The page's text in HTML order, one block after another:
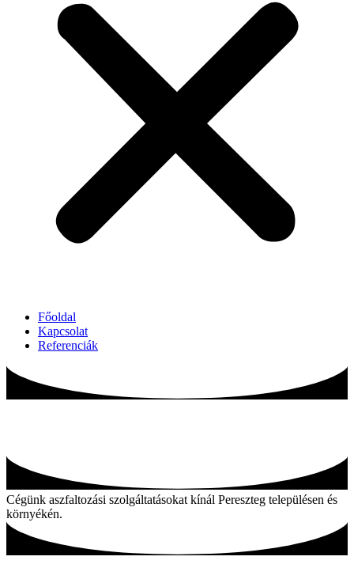
Főoldal
Kapcsolat
Referenciák
Cégünk aszfaltozási szolgáltatásokat kínál Pereszteg településen és
környékén.